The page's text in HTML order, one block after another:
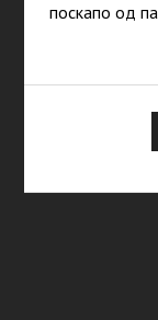
поскапо од